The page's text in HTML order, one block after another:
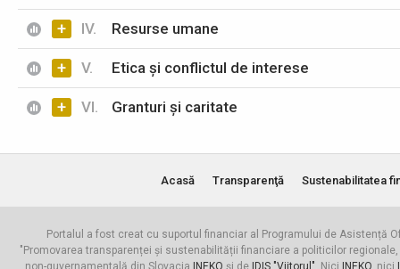
+ IV. Resurse umane
+ V. Etica și conflictul de interese
+ VI. Granturi și caritate
Acasă Transparenţă Sustenabilitatea
Portalul a fost creat cu suportul financiar al Programului de Asistență
"Promovarea transparenței și sustenabilității financiare a politicilor
non-guvernamentală din Slovacia
INEKO și de IDIS "Viitorul". Nici INEKO, nici